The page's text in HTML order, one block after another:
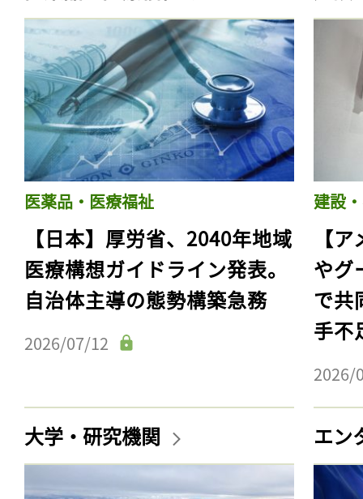
医薬品・医療福祉
【日本】厚労省、2040年地域
医療構想ガイドライン発表。
自治体主導の態勢構築急務
2026/07/12
建設
【
やグ
で共
手不
2026/
大学・研究機関 エン